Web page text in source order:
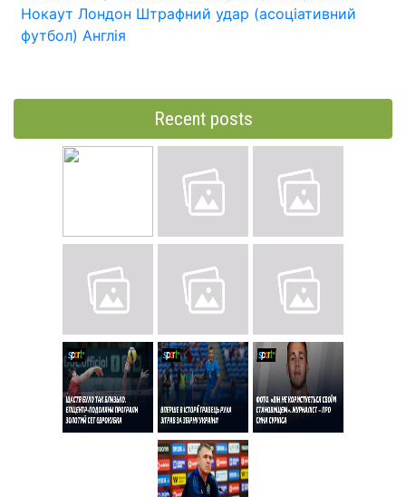
Нокаут Лондон Штрафний удар (асоціативний
футбол) Англія
Recent posts